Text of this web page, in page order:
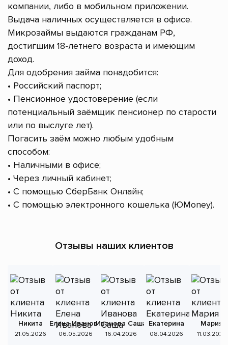
компании, либо в мобильном приложении.
Выдача наличных осуществляется в офисе.
Микрозаймы выдаются гражданам РФ,
достигшим 18-летнего возраста и имеющим
доход.
Для одобрения займа понадобится:
• Российский паспорт;
• Пенсионное удостоверение (если
потенциальный заёмщик пенсионер по старости
или по выслуге лет).
Погасить заём можно любым удобным
способом:
• Наличными в офисе;
• Через личный кабинет;
• С помощью СберБанк Онлайн;
• С помощью электронного кошелька (ЮMoney).
Отзывы наших клиентов
Никита
21.05.2026
Елена Иванова
06.05.2026
Иванова Саша
16.04.2026
Екатерина
08.04.2026
Мария
11.03.2026